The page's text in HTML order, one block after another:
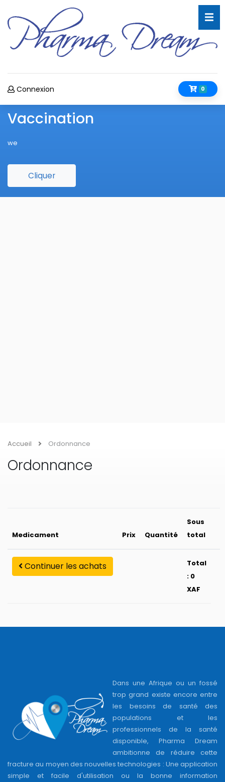
0
Connexion
Vaccination
we
Cliquer
Accueil Ordonnance
Ordonnance
Medicament Prix Quantité
Sous
total
Continuer les achats
Total
: 0
XAF
Dans une Afrique ou un fossé
trop grand existe encore entre
les besoins de santé des
populations et les
professionnels de la santé
disponible, Pharma Dream
ambitionne de réduire cette
fracture au moyen des nouvelles technologies : Une application
simple et facile d'utilisation ou la bonne information